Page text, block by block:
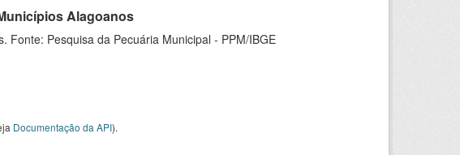
Alagoanos
Fonte: Pesquisa da Pecuária Municipal - PPM/IBGE
Documentação da API).